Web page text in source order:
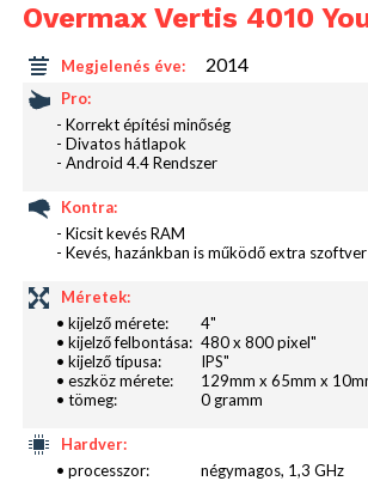
Az Overmax fejlesztői nem vitték
kinézetét, így a Google által
megoldások néznek velünk
inkább meglepő, hogy mennyi
dokumentumkezelő a Kingston Office
QuickOffice képében, illetve
Overmax Vertis 4010
Megjelenés éve: 2014
Pro:
- Korrekt építési minőség
- Divatos hátlapok
- Android 4.4 Rendszer
Kontra:
- Kicsit kevés RAM
- Kevés, hazánkban is működő extra szoftver
Méretek:
• kijelző mérete:
4"
• kijelző felbontása: 480 x 800 pixel"
• kijelző típusa:
IPS"
• eszköz mérete:
129mm x 65mm x
• tömeg:
0 gramm
Hardver:
• processzor:
négymagos, 1,3 GHz